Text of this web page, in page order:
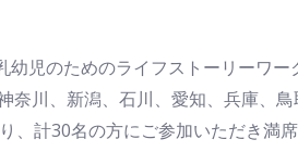
幼児のためのライフストーリーワ
奈川、新潟、石川、愛知、兵庫、
、計30名の方にご参加いただき満席